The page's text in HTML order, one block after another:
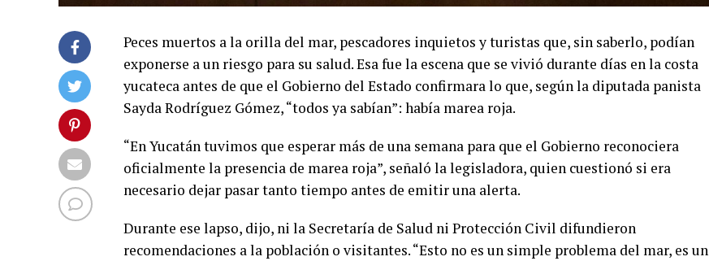
Peces muertos a la orilla del mar, pescadores inquietos y turistas que, sin saberlo, podían
exponerse a un riesgo para su salud. Esa fue la escena que se vivió durante días en la costa
yucateca antes de que el Gobierno del Estado confirmara lo que, según la diputada panista
Sayda Rodríguez Gómez, “todos ya sabían”: había marea roja.
“En Yucatán tuvimos que esperar más de una semana para que el Gobierno reconociera
oficialmente la presencia de marea roja”, señaló la legisladora, quien cuestionó si era
necesario dejar pasar tanto tiempo antes de emitir una alerta.
Durante ese lapso, dijo, ni la Secretaría de Salud ni Protección Civil difundieron
recomendaciones a la población o visitantes. “Esto no es un simple problema del mar, es un